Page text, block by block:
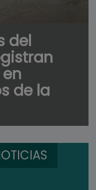
del
de la